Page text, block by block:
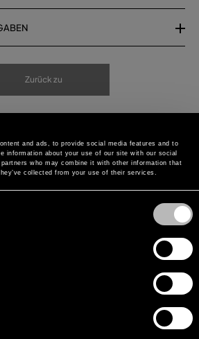
and ads, to provide social media features and to
information about your use of our site with our social
who may combine it with other information that
collected from your use of their services.
Zurück zu